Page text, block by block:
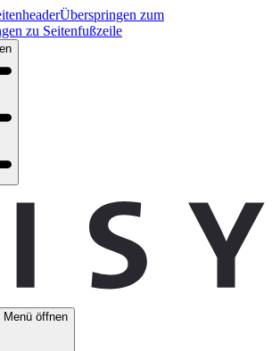
Überspringen zum
zu Seitenfußzeile
Menü öffnen